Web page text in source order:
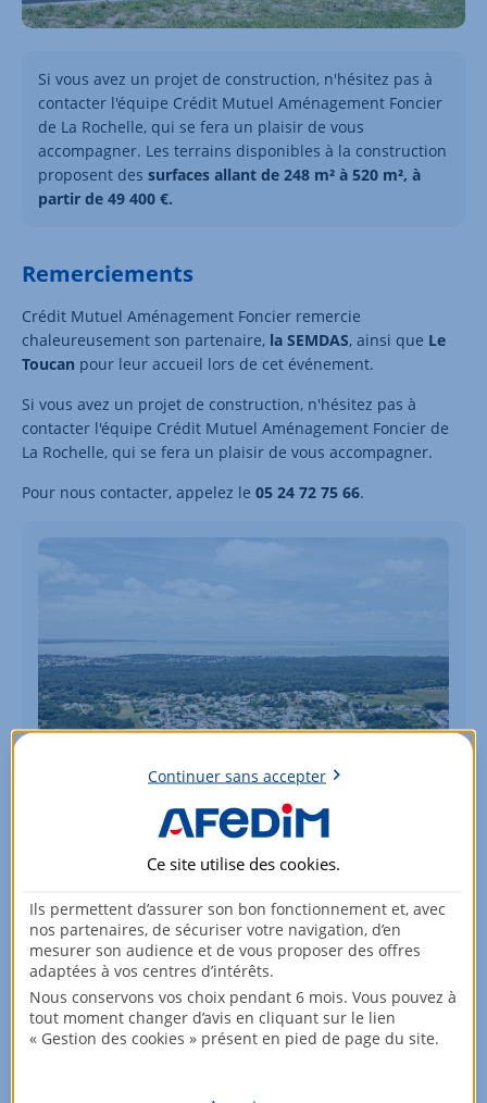
Si vous avez un projet de construction, n'hésitez pas à
contacter l'équipe Crédit Mutuel Aménagement Foncier
de La Rochelle, qui se fera un plaisir de vous
accompagner. Les terrains disponibles à la construction
proposent des surfaces allant de 248 m² à 520 m², à
partir de 49 400 €.
Remerciements
Crédit Mutuel Aménagement Foncier remercie
chaleureusement son partenaire, la SEMDAS, ainsi que Le
Toucan pour leur accueil lors de cet événement.
Si vous avez un projet de construction, n'hésitez pas à
contacter l'équipe Crédit Mutuel Aménagement Foncier de
La Rochelle, qui se fera un plaisir de vous accompagner.
Pour nous contacter, appelez le 05 24 72 75 66.
ZAC DES BASSAMARDS ET DU BOIS
Voir les lots disponibles
05 24 72 75 66
Continuer sans accepter
Ce site utilise des cookies.
Ils permettent d’assurer son bon fonctionnement et, avec
nos partenaires, de sécuriser votre navigation, d’en
mesurer son audience et de vous proposer des offres
adaptées à vos centres d’intérêts.
Nous conservons vos choix pendant 6 mois. Vous pouvez à
tout moment changer d’avis en cliquant sur le lien
« Gestion des cookies » présent en pied de page du site.